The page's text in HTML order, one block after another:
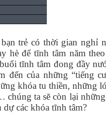
trẻ có thời gian nghỉ
hè để tĩnh tâm năm
tĩnh tâm đong đầy
đến của những “tiếng
khóa tu thiền, những
chúng ta sẽ còn lại
các khóa tĩnh tâm?